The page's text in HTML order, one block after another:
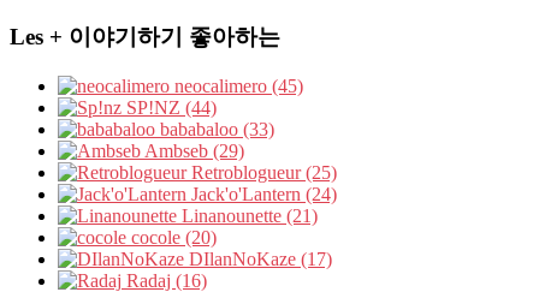
Les + 이야기하기 좋아하는
neocalimero (45)
SP!NZ (44)
bababaloo (33)
Ambseb (29)
Retroblogueur (25)
Jack'o'Lantern (24)
Linanounette (21)
cocole (20)
DIlanNoKaze (17)
Radaj (16)